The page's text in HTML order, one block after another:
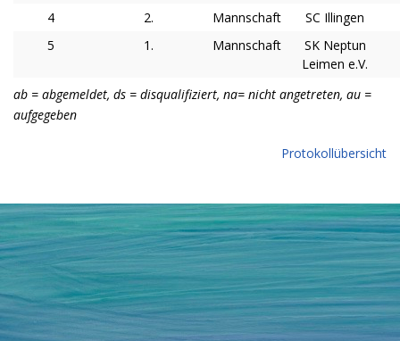
4
2. Mannschaft
SC Illingen
5
1. Mannschaft
SK Neptun
Leimen e.V.
ab = abgemeldet, ds = disqualifiziert, na= nicht angetreten, au =
aufgegeben
Protokollübersicht